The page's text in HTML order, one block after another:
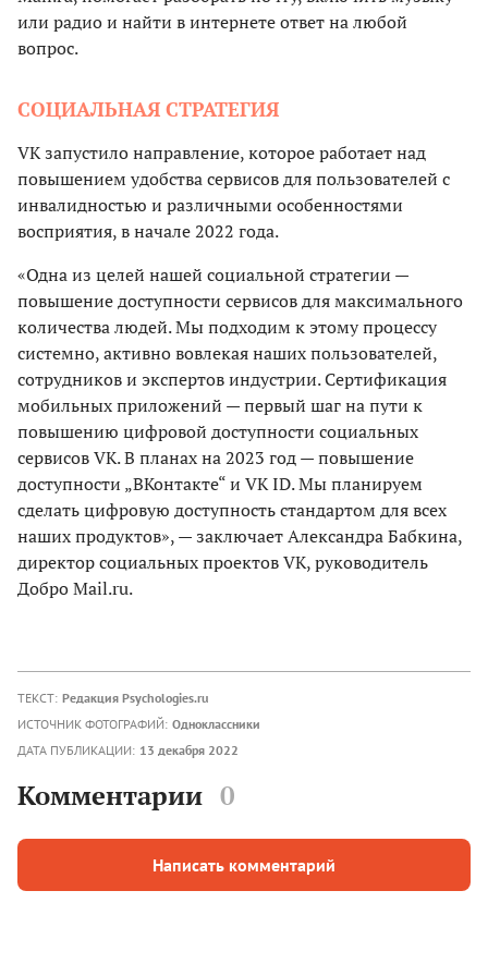
или радио и найти в интернете ответ на любой
вопрос.
СОЦИАЛЬНАЯ СТРАТЕГИЯ
VK запустило направление, которое работает над
повышением удобства сервисов для пользователей с
инвалидностью и различными особенностями
восприятия, в начале 2022 года.
«Одна из целей нашей социальной стратегии —
повышение доступности сервисов для максимального
количества людей. Мы подходим к этому процессу
системно, активно вовлекая наших пользователей,
сотрудников и экспертов индустрии. Сертификация
мобильных приложений — первый шаг на пути к
повышению цифровой доступности социальных
сервисов VK. В планах на 2023 год — повышение
доступности „ВКонтакте“ и VK ID. Мы планируем
сделать цифровую доступность стандартом для всех
наших продуктов», — заключает Александра Бабкина,
директор социальных проектов VK, руководитель
Добро Mail.ru.
ТЕКСТ: Редакция Psychologies.ru
ИСТОЧНИК ФОТОГРАФИЙ: Одноклассники
ДАТА ПУБЛИКАЦИИ: 13 декабря 2022
Комментарии 0
Написать комментарий